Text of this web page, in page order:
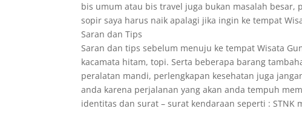
bis umum atau bis travel juga bukan masalah
sopir saya harus naik apalagi jika ingin ke tempat
Saran dan Tips
Saran dan tips sebelum menuju ke tempat Wisata
kacamata hitam, topi. Serta beberapa barang
peralatan mandi, perlengkapan kesehatan juga
anda karena perjalanan yang akan anda tempuh
identitas dan surat – surat kendaraan seperti : STNK